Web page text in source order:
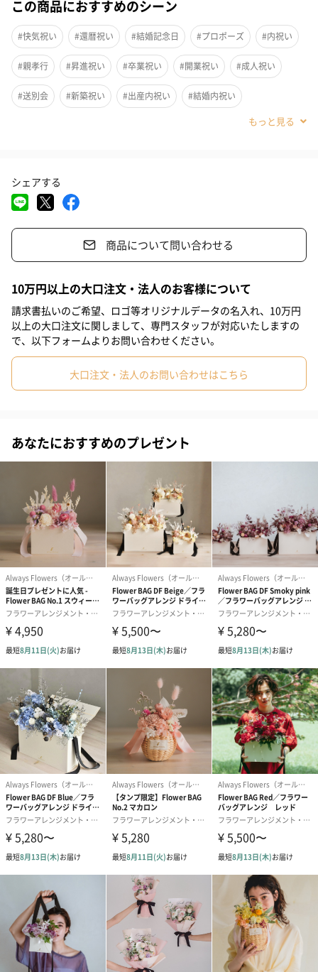
赤いマツボックリやモミの葉が溢れるようにあしらわれたデザイ
ン。クリスマス限定のタグがキュートなアクセント。さりげなく
ゴールドがきらめいてロマンチックな時を演出します。
飾りやすいサイズのドライフラワーブーケ。ちょっとしたインテ
リアにぴったり。
飾りやすいサイズのドライフラワーブーケ。ラッピングをしたま
ま飾ったり、フラワーベースに挿したり、飾り方を楽しめるアイ
Always Flowers（オールウェイズフラワーズ）
「ここにしかないフラワーアイテム」を提案し続けるフラワーシ
ョップブランド。特別な日がもっと特別になるように。ファッシ
開。いつもどんな時も、花とともに笑顔が溢れるアイテムを提案
していきます。
クリスマスの贈り物に
デザイナーチョイスの季節のドライフラワーを使用したドライフ
ラワーブーケは、ちょっとしたインテリアにぴったりのサイズで
す。特別な贈り物として、クリスマス限定ならではの魅力をお楽
しみください。
商品詳細情報
素材／原材料
花材：ドライフラワー（自然素材のため、画像と一部
花材の変更や色合いの違いがある場合があります）
ラッピング用紙：OPP
リボン：ポリエステル
お手入れ方法
直射日光を避けて飾ってください。
ケアのご案内は商品と一緒に同梱しています。
ラッピング含
めたサイズ
幅15cm×縦25cm×奥行10cm
※自然素材のためサイズは多少の変動がございます。
ご使用上／安
全上の注意
湿気の多い場所では、変形や変色、液だれなどする場
合があります。また染色している花材は、紙・布・壁
等に長時間触れていると色移りする可能性が高いです
のでお気を付けください。
商品オプション情報
お届けボックスオプション
配送用のダンボールを装飾いたします。お相手のご住所に直接お
送りする際に人気のオプションです。お相手に直接手渡しする場
合は、紙袋との併用もおすすめです。
この商品におすすめのシーン
#快気祝い #還暦祝い #結婚記念日 #プロポーズ #内祝い
#親孝行 #昇進祝い #卒業祝い #開業祝い #成人祝い
#送別会 #新築祝い #出産内祝い #結婚内祝い
#喜寿祝い
#お祝い
#お中元 #誕生日
#入学祝い #就職祝い #引っ越し祝い
#姉 #娘 #姪 #甥 #女子大学生 #部下女性
#義父 #義母 #取引先男性 #取引先女性 #親戚男性
#女性 #夫 #妻 #父親 #彼女 #祖母 #祖父
#20代前半 #20代後半 #30代
#80代
シェアする
商品について問い合わせる
10万円以上の大口注文・法人のお客様について
請求書払いのご希望、ロゴ等オリジナルデータの名入れ、10万円
以上の大口注文に関しまして、専門スタッフが対応いたしますの
で、以下フォームよりお問い合わせください。
大口注文・法人のお問い合わせはこちら
あなたにおすすめのプレゼント